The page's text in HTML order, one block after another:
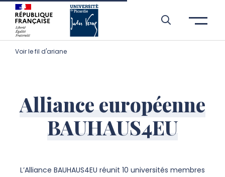
Aller à l’entête de page
Aller au menu principale
Aller au contenu principal
Aller à la recherche
Passer aux cookies
Aller au pied de page
Voir le fil d'ariane
Alliance européenne
BAUHAUS4EU
L’Alliance BAUHAUS4EU réunit 10 universités membres